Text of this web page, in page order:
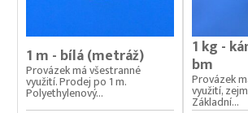
1 m - bílá (metráž)
Provázek má všestranné
využití. Prodej po 1 m.
Polyethylenový...
1 kg -
bm
Provázek
využití,
Základní...